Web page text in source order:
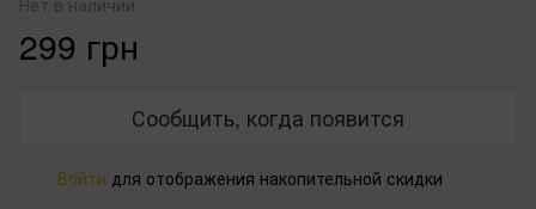
Нет в наличии
299 грн
Сообщить, когда появится
Войти для отображения накопительной скидки